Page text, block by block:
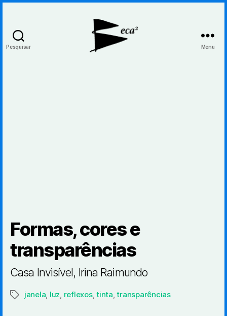
Pesquisar Menu
Formas, cores e
transparências
Casa Invisível, Irina Raimundo
Etiquetas
janela, luz, reflexos,tinta,transparências